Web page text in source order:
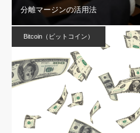
分離マージンの活用法
Bitcoin（ビットコイン）